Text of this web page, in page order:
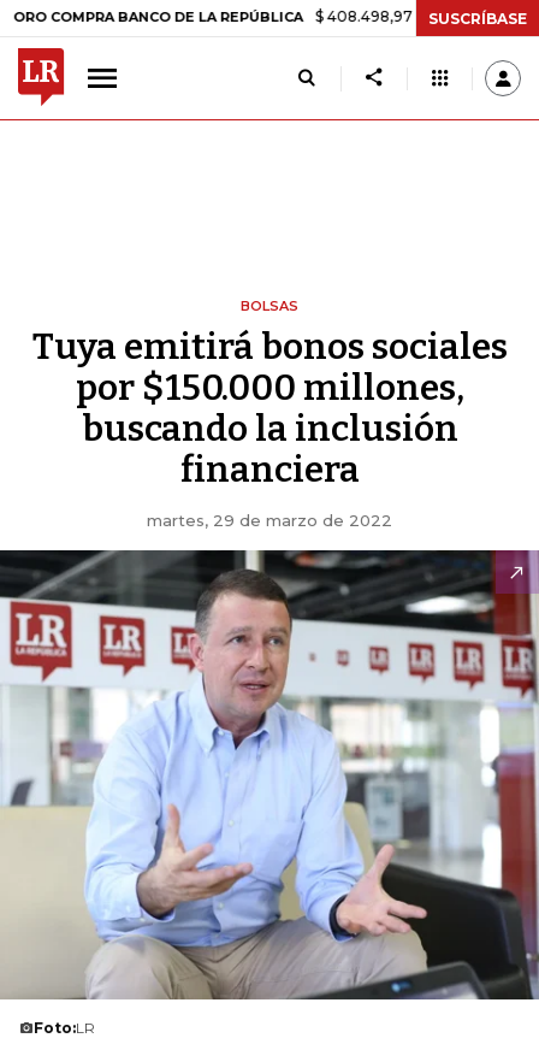
BANCO DE LA REPÚBLICA $ 408.498,97 +$ 8.753,81 +2,19%
SUSCRÍBASE
BOLSAS
Tuya emitirá bonos sociales
por $150.000 millones,
buscando la inclusión
financiera
martes, 29 de marzo de 2022
Foto:LR